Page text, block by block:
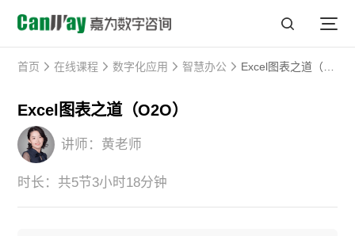
首页 在线课程 数字化应用 智慧办公
Excel图表之道（O2O）
讲师：黄老师
时长：共5节3小时18分钟